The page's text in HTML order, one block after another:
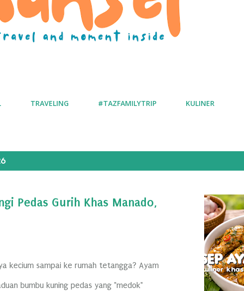
TRAVELING #TAZFAMILYTRIP KULINER
Pedas Gurih Khas Manado,
kecium sampai ke rumah tetangga? Ayam
bumbu kuning pedas yang "medok"